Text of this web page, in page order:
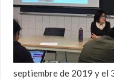
septiembre de 2019 y el